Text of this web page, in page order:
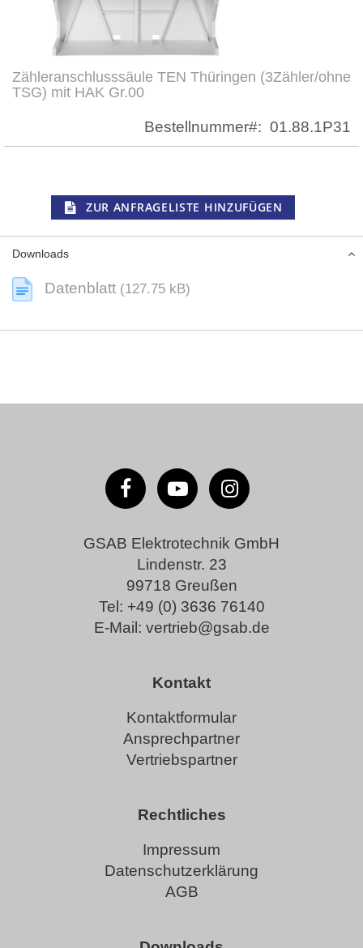
Zähleranschlusssäule TEN Thüringen (3Zähler/ohne
TSG) mit HAK Gr.00
Bestellnummer 01.88.1P31
ZUR ANFRAGELISTE HINZUFÜGEN
Zum
Anfang
Bildergalerie
Downloads
Datenblatt (127.75 kB)
GSAB Elektrotechnik GmbH
Lindenstr. 23
99718 Greußen
Tel: +49 (0) 3636 76140
E-Mail: vertrieb@gsab.de
Kontakt
Kontaktformular
Ansprechpartner
Vertriebspartner
Rechtliches
Impressum
Datenschutzerklärung
AGB